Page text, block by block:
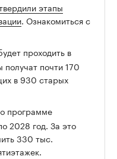
этапы
. Ознакомиться с
проходить в
почти 170
в 930 старых
программе
2028 год. За это
330 тыс.